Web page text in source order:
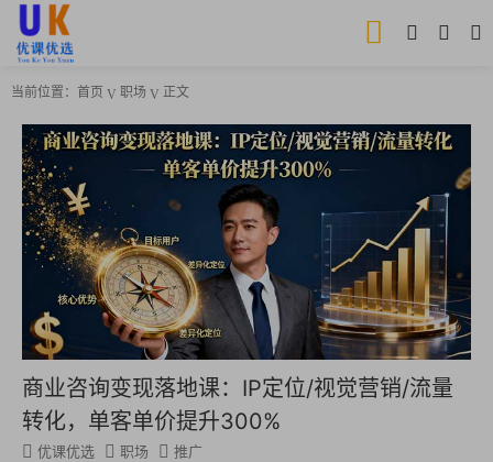
当前位置： 首页 职场 正文
商业咨询变现落地课：IP定位/视觉营销/流量
转化，单客单价提升300%
优课优选 职场 推广